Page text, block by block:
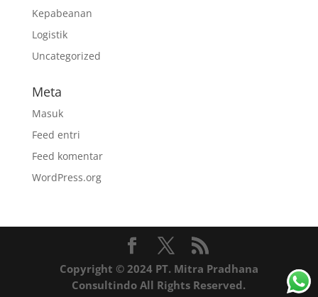
Kepabeanan
Logistik
Uncategorized
Meta
Masuk
Feed entri
Feed komentar
WordPress.org
Copyright © 2024 PT. Mitra Pradhana
Consultindo All Rights Reserved.